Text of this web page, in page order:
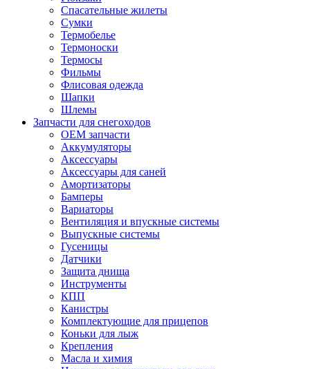
Спасательные жилеты
Сумки
Термобелье
Термоноски
Термосы
Фильмы
Флисовая одежда
Шапки
Шлемы
Запчасти для снегоходов
OEM запчасти
Аккумуляторы
Аксессуары
Аксессуары для саней
Амортизаторы
Бамперы
Вариаторы
Вентиляция и впускные системы
Выпускные системы
Гусеницы
Датчики
Защита днища
Инструменты
КПП
Канистры
Комплектующие для прицепов
Коньки для лыж
Крепления
Масла и химия